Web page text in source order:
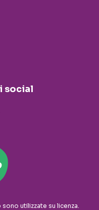
social
utilizzate su licenza.